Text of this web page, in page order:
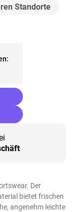
Standorte
Der
bietet frischen
angenehm leichte